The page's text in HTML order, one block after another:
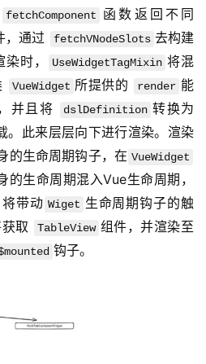
fetchComponent
，通过 fetchVNodeSlots 去构建
时，
UseWidgetTagMixin 将混
VueWidget 所提供的 render 能
并且将
dslDefinition
。此来层层向下进行渲染。渲染
的生命周期钩子，在 VueWidget
的生命周期混入Vue生命周期，
带动 Wiget 生命周期钩子的触
取
TableView
钩子。